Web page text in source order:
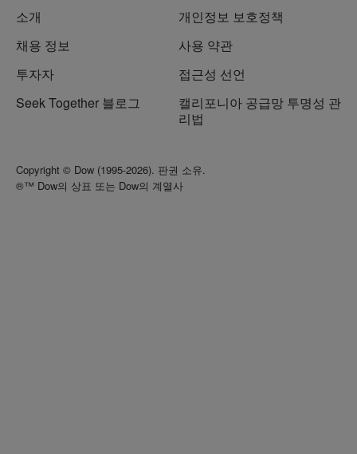
소개
채용 정보
투자자
Seek Together 블로그
개인정보 보호정책
사용 약관
접근성 선언
캘리포니아 공급망 투명성 관
리법
Copyright © Dow (1995-2026). 판권 소유.
®™ Dow의 상표 또는 Dow의 계열사